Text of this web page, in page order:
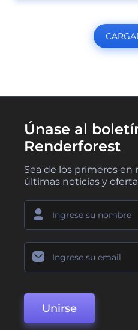
Únase al
Renderforest
Sea de los primeros en
últimas noticias y
Unirse